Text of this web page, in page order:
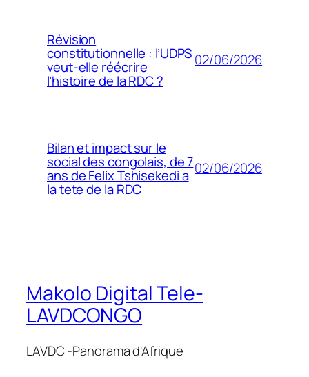
Révision
constitutionnelle : l’UDPS
veut-elle réécrire
l’histoire de la RDC ?
02/06/2026
Bilan et impact sur le
social des congolais, de 7
ans de Felix Tshisekedi a
la tete de la RDC
02/06/2026
Makolo Digital Tele-
LAVDCONGO
LAVDC -Panorama d'Afrique